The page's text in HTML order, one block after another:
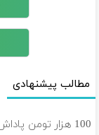
مطالب پیشنهادی
100 هزار تومن پاداش بگیر | ثبت نام کن